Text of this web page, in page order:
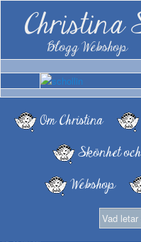
Christina
Blogg Webshop
Om Christina
Skönhet
Webshop